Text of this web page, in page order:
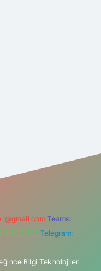
Teams:
606 0 726 Telegram:
Bilgi Teknolojileri